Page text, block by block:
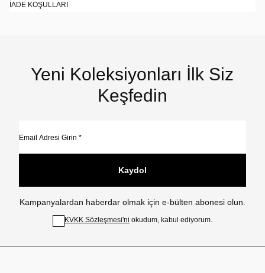
İADE KOŞULLARI
Yeni Koleksiyonları İlk Siz
Keşfedin
Kaydol
Kampanyalardan haberdar olmak için e-bülten abonesi olun.
KVKK Sözleşmesi'ni okudum, kabul ediyorum.